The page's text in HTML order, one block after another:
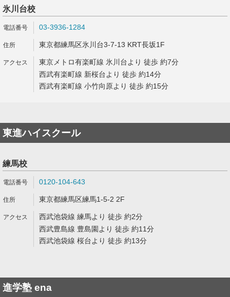
氷川台校
03-3936-1284
東京都練馬区氷川台3-7-13 KRT長坂1F
東京メトロ有楽町線 氷川台より 徒歩 約7分
西武有楽町線 新桜台より 徒歩 約14分
西武有楽町線 小竹向原より 徒歩 約15分
東進ハイスクール
練馬校
0120-104-643
東京都練馬区練馬1-5-2 2F
西武池袋線 練馬より 徒歩 約2分
西武豊島線 豊島園より 徒歩 約11分
西武池袋線 桜台より 徒歩 約13分
進学塾 ena